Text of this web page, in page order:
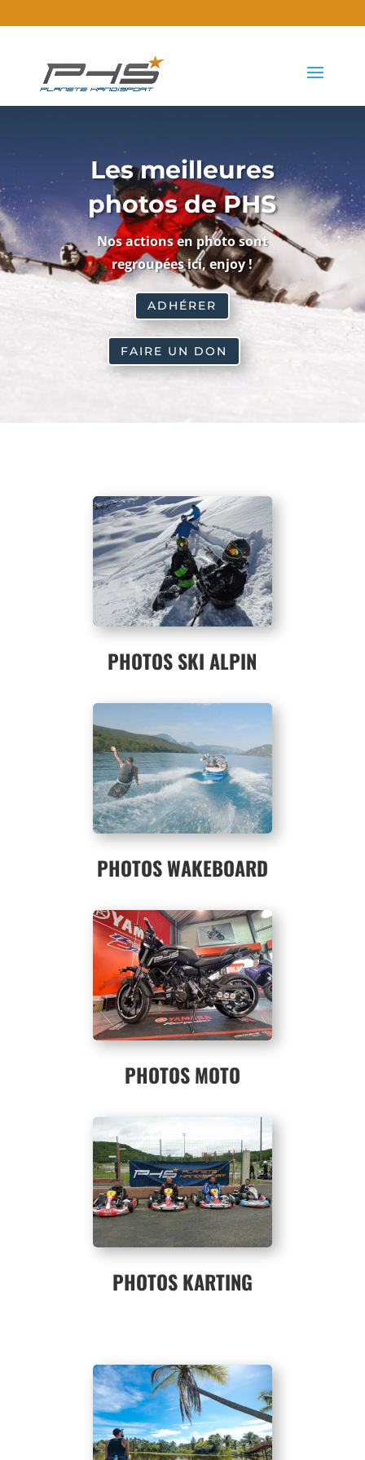
Les meilleures
photos de PHS
Nos actions en photo sont
regroupées ici, enjoy !
ADHÉRER
FAIRE UN DON
PHOTOS SKI ALPIN
PHOTOS WAKEBOARD
PHOTOS MOTO
PHOTOS KARTING